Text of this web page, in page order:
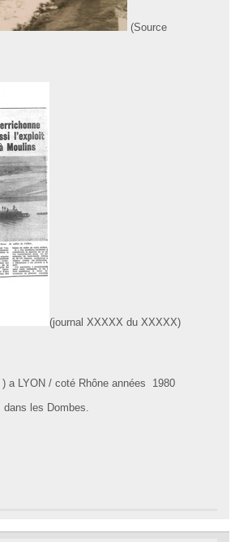
(Source
(journal XXXXX du XXXXX)
LYON / coté Rhône années 1980
les Dombes.